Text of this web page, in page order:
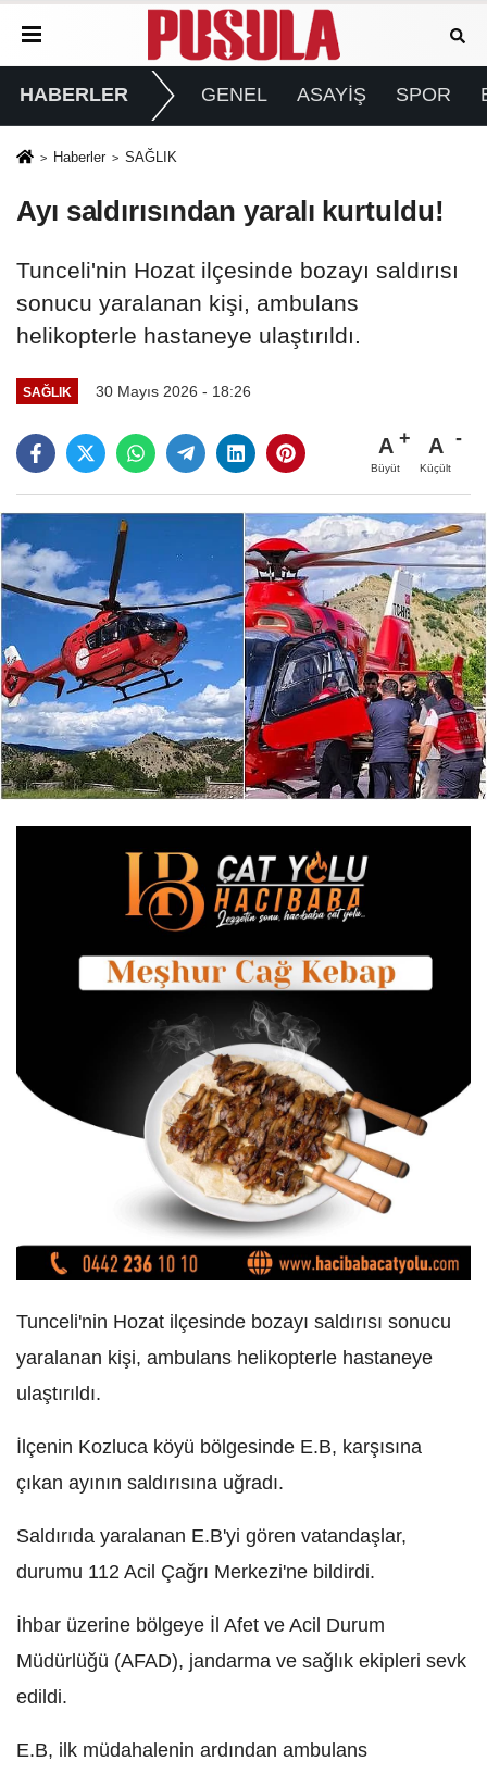
HABERLER GENEL ASAYİŞ SPOR
Haberler SAĞLIK
Ayı saldırısından yaralı kurtuldu!
Tunceli'nin Hozat ilçesinde bozayı saldırısı
sonucu yaralanan kişi, ambulans
helikopterle hastaneye ulaştırıldı.
SAĞLIK 30 Mayıs 2026 - 18:26
A
Büyüt
A
Küçült
Tunceli'nin Hozat ilçesinde bozayı saldırısı sonucu
yaralanan kişi, ambulans helikopterle hastaneye
ulaştırıldı.
İlçenin Kozluca köyü bölgesinde E.B, karşısına
çıkan ayının saldırısına uğradı.
Saldırıda yaralanan E.B'yi gören vatandaşlar,
durumu 112 Acil Çağrı Merkezi'ne bildirdi.
İhbar üzerine bölgeye İl Afet ve Acil Durum
Müdürlüğü (AFAD), jandarma ve sağlık ekipleri sevk
edildi.
E.B, ilk müdahalenin ardından ambulans